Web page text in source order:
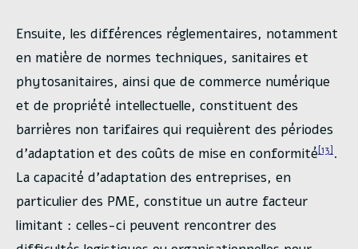
Ensuite, les différences réglementaires, notamment
en matière de normes techniques, sanitaires et
phytosanitaires, ainsi que de commerce numérique
et de propriété intellectuelle, constituent des
barrières non tarifaires qui requièrent des périodes
d’adaptation et des coûts de mise en conformité[13].
La capacité d’adaptation des entreprises, en
particulier des PME, constitue un autre facteur
limitant : celles-ci peuvent rencontrer des